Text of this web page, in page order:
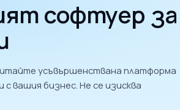
софтуер за
усъвършенствана платформа
вашия бизнес. Не се изисква